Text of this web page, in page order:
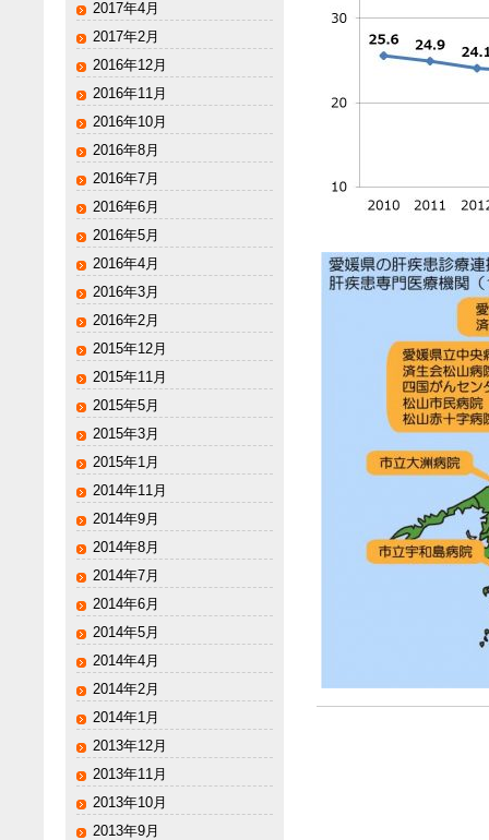
2017年4月
2017年2月
2016年12月
2016年11月
2016年10月
2016年8月
2016年7月
2016年6月
2016年5月
2016年4月
2016年3月
2016年2月
2015年12月
2015年11月
2015年5月
2015年3月
2015年1月
2014年11月
2014年9月
2014年8月
2014年7月
2014年6月
2014年5月
2014年4月
2014年2月
2014年1月
2013年12月
2013年11月
2013年10月
2013年9月